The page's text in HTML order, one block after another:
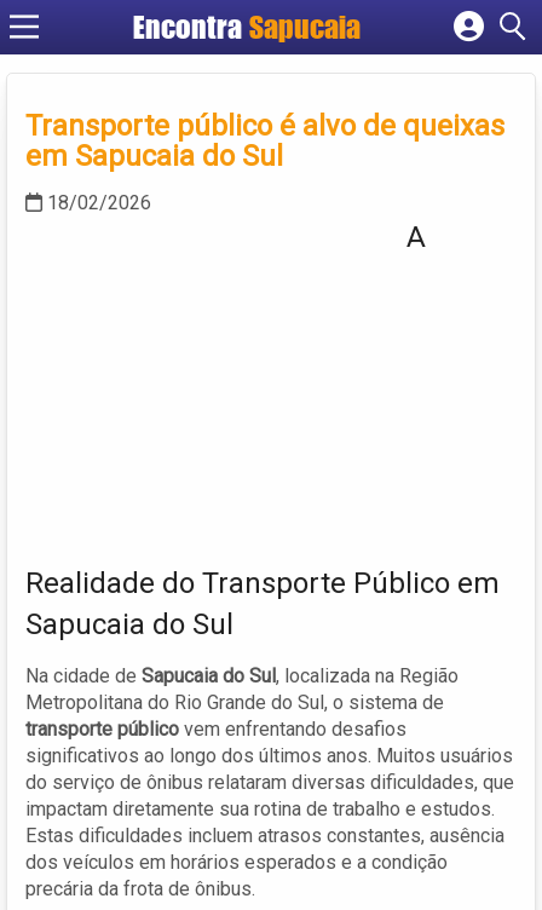
Encontra
Cadastrar empresa
Criar conta
Transporte público é alvo de queixas
em Sapucaia do Sul
18/02/2026
A
Realidade do Transporte Público em
Sapucaia do Sul
Na cidade de Sapucaia do Sul, localizada na Região
Metropolitana do Rio Grande do Sul, o sistema de
transporte público vem enfrentando desafios
significativos ao longo dos últimos anos. Muitos usuários
do serviço de ônibus relataram diversas dificuldades, que
impactam diretamente sua rotina de trabalho e estudos.
Estas dificuldades incluem atrasos constantes, ausência
dos veículos em horários esperados e a condição
precária da frota de ônibus.